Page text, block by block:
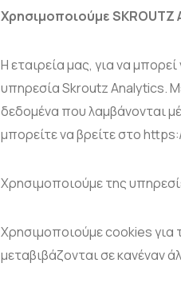
ΧρησιμοποιούμεSKROUTZ
Η εταιρεία μας, για να
υπηρεσία Skroutz Analytics.
δεδομένα που λαμβάνονται
μπορείτε να βρείτε στο
Χρησιμοποιούμε της
Χρησιμοποιούμε cookies για
μεταβιβάζονται σε κανέναν